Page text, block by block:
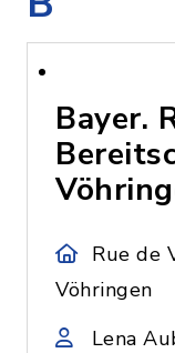
Bayer.
Rue de
Vöhringen
Lena